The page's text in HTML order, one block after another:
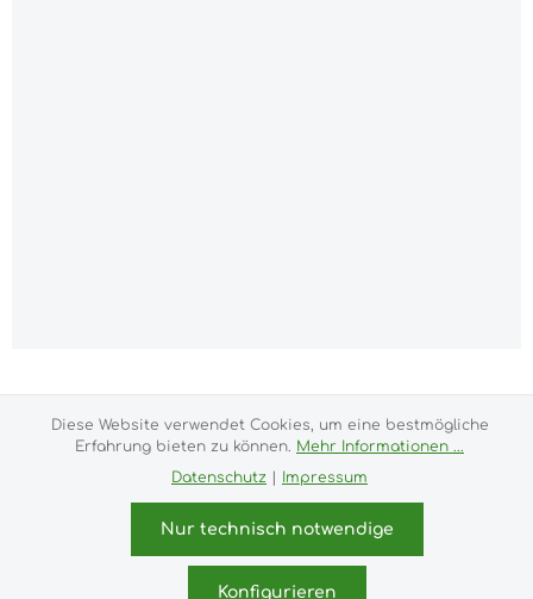
nicht anders angegeben.
Versand- und Zahlungsbedingungen
Allgemeine GeschäftsbedingungenWiderrufsrecht
Datenschutz & CookiesBildnachweis
Diese Website verwendet Cookies, um eine bestmögliche
Erfahrung bieten zu können. Mehr Informationen ...
Datenschutz
Impressum
Nur technisch notwendige
Konfigurieren